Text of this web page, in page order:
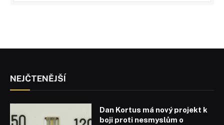
NEJČTENĚJŠÍ
Dan Kortus má nový projekt k
boji proti nesmyslům o